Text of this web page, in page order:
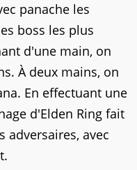
panache les
boss les plus
d'une main, on
À deux mains, on
En effectuant une
d'Elden Ring fait
adversaires, avec